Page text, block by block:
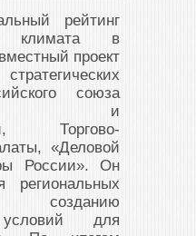
рейтинг
климата в
проект
союза
и
Торгово-
«Деловой
России». Он
региональных
созданию
условий для